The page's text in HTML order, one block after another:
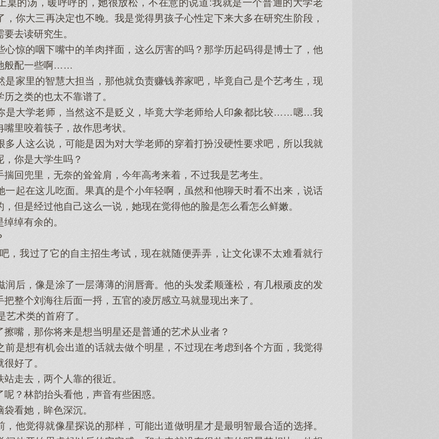
汤，暖呼呼的，她很放松，不在意的说道:我就是一个普通的大学老
，你大三再决定也不晚。我是觉得男孩子心性定下来大多在研究生阶段，
去读研究生。
的咽下嘴中的羊肉拌面，这么厉害的吗？那学历起码得是博士了，他
般配一些啊……
里的智慧大担当，那他就负责赚钱养家吧，毕竟自己是个艺考生，现
之类的也太不靠谱了。
学老师，当然这不是贬义，毕竟大学老师给人印象都比较……嗯…我
里咬着筷子，故作思考状。
这么说，可能是因为对大学老师的穿着打扮没硬性要求吧，所以我就
你是大学生吗？
兜里，无奈的耸耸肩，今年高考来着，不过我是艺考生。
在这儿吃面。果真的是个小年轻啊，虽然和他聊天时看不出来，说话
但是经过他自己这么一说，她现在觉得他的脸是怎么看怎么鲜嫩。
绰有余的。
过了它的自主招生考试，现在就随便弄弄，让文化课不太难看就行
，像是涂了一层薄薄的润唇膏。他的头发柔顺蓬松，有几根顽皮的发
整个刘海往后面一捋，五官的凌厉感立马就显现出来了。
术类的首府了。
，那你将来是想当明星还是普通的艺术从业者？
想有机会出道的话就去做个明星，不过现在考虑到各个方面，我觉得
好了。
去，两个人靠的很近。
林韵抬头看他，声音有些困惑。
她，眸色深沉。
觉得就像星探说的那样，可能出道做明星才是最明智最合适的选择。